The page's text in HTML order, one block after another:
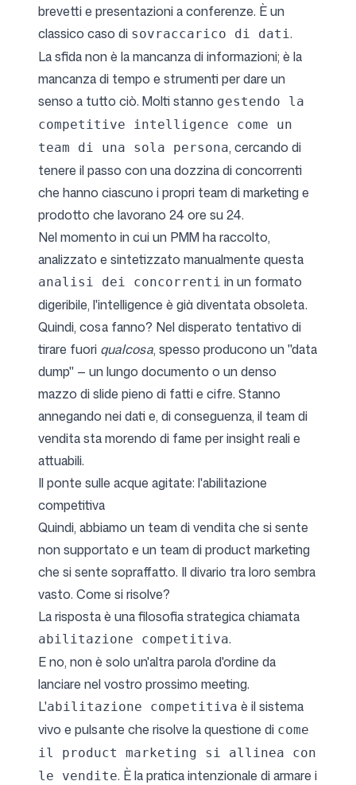
brevetti e presentazioni a conferenze. È un
classico caso di sovraccarico di dati.
La sfida non è la mancanza di informazioni; è la
mancanza di tempo e strumenti per dare un
senso a tutto ciò. Molti stanno gestendo la
competitive intelligence come un
team di una sola persona, cercando di
tenere il passo con una dozzina di concorrenti
che hanno ciascuno i propri team di marketing e
prodotto che lavorano 24 ore su 24.
Nel momento in cui un PMM ha raccolto,
analizzato e sintetizzato manualmente questa
analisi dei concorrenti in un formato
digeribile, l'intelligence è già diventata obsoleta.
Quindi, cosa fanno? Nel disperato tentativo di
tirare fuori qualcosa, spesso producono un "data
dump" — un lungo documento o un denso
mazzo di slide pieno di fatti e cifre. Stanno
annegando nei dati e, di conseguenza, il team di
vendita sta morendo di fame per insight reali e
attuabili.
Il ponte sulle acque agitate: l'abilitazione
competitiva
Quindi, abbiamo un team di vendita che si sente
non supportato e un team di product marketing
che si sente sopraffatto. Il divario tra loro sembra
vasto. Come si risolve?
La risposta è una filosofia strategica chiamata
abilitazione competitiva.
E no, non è solo un'altra parola d'ordine da
lanciare nel vostro prossimo meeting.
L'abilitazione competitiva è il sistema
vivo e pulsante che risolve la questione di come
il product marketing si allinea con
le vendite. È la pratica intenzionale di armare i